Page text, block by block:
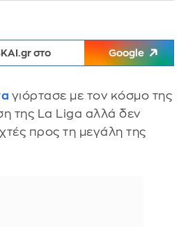
στο Google
γιόρτασε με τον κόσμο της
της La Liga αλλά δεν
προς τη μεγάλη της